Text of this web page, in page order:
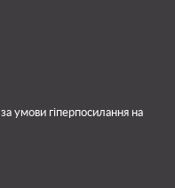
за умови гіперпосилання на